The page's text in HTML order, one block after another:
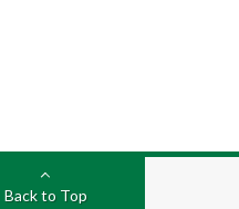
Back to Top